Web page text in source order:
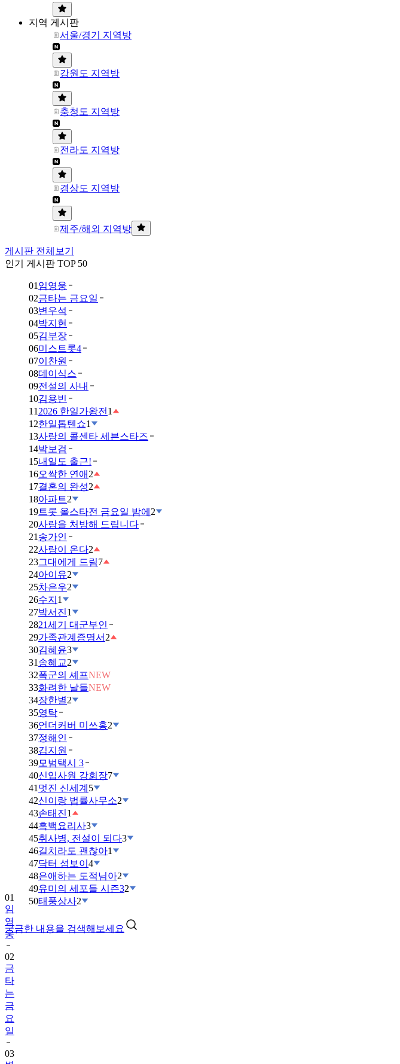
지역 게시판
서울/경기 지역방
강원도 지역방
충청도 지역방
전라도 지역방
경상도 지역방
제주/해외 지역방
게시판 전체보기
인기 게시판 TOP 50
01 임영웅
02금타는 금요일
03변우석
04박지현
05김부장
06미스트롯4
07이찬원
08데이식스
09전설의 사내
10김용빈
11 2026 한일가왕전 1
12한일톱텐쇼1
13사랑의 콜센타 세븐스타즈
14박보검
15내일도 출근!
16오싹한 연애 2
17결혼의 완성2
18아파트2
19트롯 올스타전 금요일 밤에 2
20사랑을 처방해 드립니다
21 송가인
22사랑이 온다2
23그대에게 드림7
24아이유2
25차은우2
26수지 1
27박서진1
2821세기 대군부인
29가족관계증명서 2
30김혜윤3
31 송혜교2
32폭군의 셰프NEW
33화려한 날들NEW
34장한별2
35영탁
36언더커버 미쓰홍2
37정해인
38김지원
39모범택시 3
40신입사원 강회장7
41 멋진 신세계 5
42신이랑 법률사무소2
43손태진1
44흑백요리사3
45취사병, 전설이 되다3
46길치라도 괜찮아1
47닥터 섬보이 4
48은애하는 도적님아2
49유미의 세포들 시즌32
50태풍상사2
궁금한 내용을 검색해보세요
01
임
영
웅
02
금
타
는
금
요
일
03